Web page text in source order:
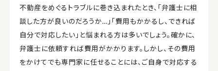
不動産をめぐるトラブルに巻き込まれたとき、「弁護士に相
談した方が良いのだろうか…」「費用もかかるし、できれば
自分で対応したい」と悩まれる方は多いでしょう。確かに、
弁護士に依頼すれば費用がかかります。しかし、その費用
をかけてでも専門家に任せることには、ご自身で対応する